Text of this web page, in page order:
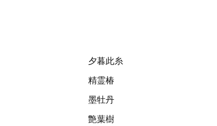
夕暮此糸
精霊椿
墨牡丹
艶葉樹